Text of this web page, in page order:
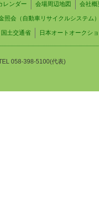
レンダー 会場周辺地図 会社概
照会（自動車リサイクルシステム
国土交通省 日本オートオークシ
058-398-5100(代表)